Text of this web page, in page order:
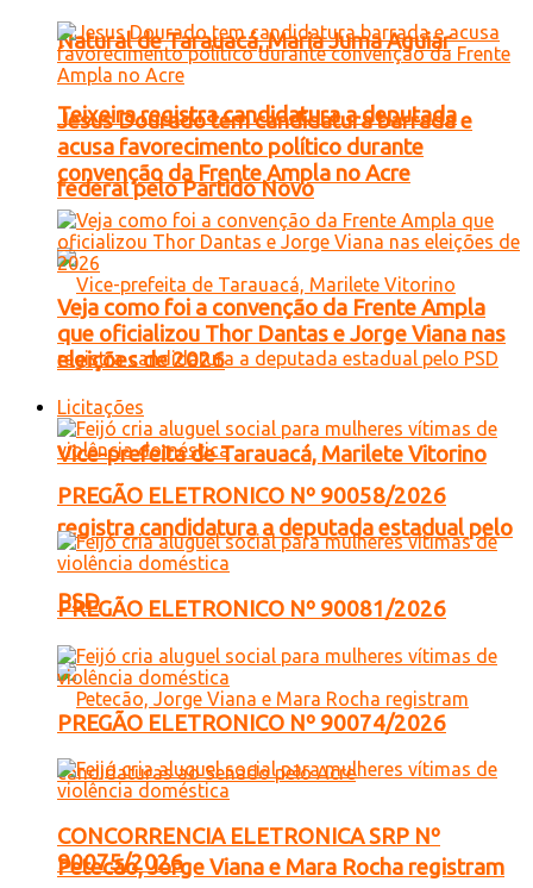
Natural de Tarauacá, Maria Juma Aguiar
Teixeira registra candidatura a deputada
federal pelo Partido Novo
Vice-prefeita de Tarauacá, Marilete Vitorino
registra candidatura a deputada estadual pelo
PSD
Petecão, Jorge Viana e Mara Rocha registram
Jesus Dourado tem candidatura barrada e
acusa favorecimento político durante
convenção da Frente Ampla no Acre
Veja como foi a convenção da Frente Ampla
que oficializou Thor Dantas e Jorge Viana nas
eleições de 2026
Licitações
PREGÃO ELETRONICO Nº 90058/2026
PREGÃO ELETRONICO Nº 90081/2026
PREGÃO ELETRONICO Nº 90074/2026
CONCORRENCIA ELETRONICA SRP Nº
90075/2026